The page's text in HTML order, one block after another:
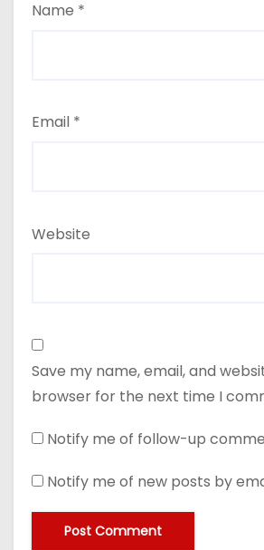
Name *
Email *
Website
Save my name, email, and
browser for the next time I
Notify me of follow-up
Notify me of new posts by